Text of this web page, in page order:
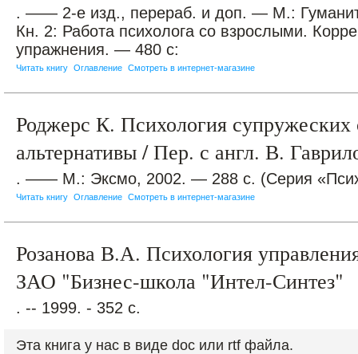
. —— 2-е изд., перераб. и доп. — М.:
Кн. 2: Работа психолога со взрослыми.
упражнения. — 480 с:
Читать книгу Оглавление Смотреть в интернет-магазине
Роджерс К. Психология
альтернативы / Пер. с англ. В.
. —— М.: Эксмо, 2002. — 288 с. (Серия
Читать книгу Оглавление Смотреть в интернет-магазине
Розанова В.А. Психология
ЗАО "Бизнес-школа "Интел-Синтез"
. -- 1999. - 352 с.
Эта книга у нас в виде doc или rtf файла.